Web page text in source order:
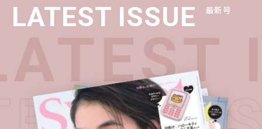
LATEST ISSUE 最新号